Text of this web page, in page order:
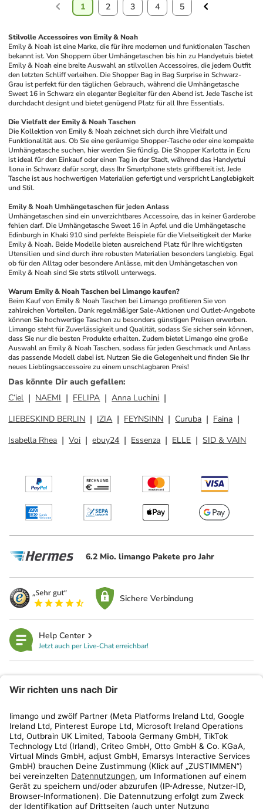
1 2 3 4 5
Stilvolle Accessoires von Emily & Noah
Emily & Noah ist eine Marke, die für ihre modernen und funktionalen Taschen
bekannt ist. Von Shoppern über Umhängetaschen bis hin zu Handyetuis bietet
Emily & Noah eine breite Auswahl an stilvollen Accessoires, die jedem Outfit
den letzten Schliff verleihen. Die Shopper Bag in Bag Surprise in Schwarz-
Grau ist perfekt für den täglichen Gebrauch, während die Umhängetasche
Sweet 16 in Schwarz ein eleganter Begleiter für den Abend ist. Jede Tasche ist
durchdacht designt und bietet genügend Platz für all Ihre Essentials.
Die Vielfalt der Emily & Noah Taschen
Die Kollektion von Emily & Noah zeichnet sich durch ihre Vielfalt und
Funktionalität aus. Ob Sie eine geräumige Shopper-Tasche oder eine kompakte
Umhängetasche suchen, hier werden Sie fündig. Die Shopper Karlotta in Ecru
ist ideal für den Einkauf oder einen Tag in der Stadt, während das Handyetui
Ilona in Schwarz dafür sorgt, dass Ihr Smartphone stets griffbereit ist. Jede
Tasche ist aus hochwertigen Materialien gefertigt und verspricht Langlebigkeit
und Stil.
Emily & Noah Umhängetaschen für jeden Anlass
Umhängetaschen sind ein unverzichtbares Accessoire, das in keiner Garderobe
fehlen darf. Die Umhängetasche Sweet 16 in Apfel und die Umhängetasche
Edinburgh in Khaki 910 sind perfekte Beispiele für die Vielseitigkeit der Marke
Emily & Noah. Beide Modelle bieten ausreichend Platz für Ihre wichtigsten
Utensilien und sind durch ihre robusten Materialien besonders langlebig. Egal
ob für den Alltag oder besondere Anlässe, mit den Umhängetaschen von
Emily & Noah sind Sie stets stilvoll unterwegs.
Warum Emily & Noah Taschen bei Limango kaufen?
Beim Kauf von Emily & Noah Taschen bei Limango profitieren Sie von
zahlreichen Vorteilen. Dank regelmäßiger Sale-Aktionen und Outlet-Angebote
können Sie hochwertige Taschen zu besonders günstigen Preisen erwerben.
Limango steht für Zuverlässigkeit und Qualität, sodass Sie sicher sein können,
dass Sie nur die besten Produkte erhalten. Zudem bietet Limango eine große
Auswahl an Emily & Noah Taschen, sodass für jeden Geschmack und Anlass
das passende Modell dabei ist. Nutzen Sie die Gelegenheit und finden Sie Ihr
neues Lieblingsaccessoire zu einem unschlagbaren Preis!
Das könnte Dir auch gefallen:
C‘iel
NAEMI FELIPA
Anna Luchini
LIEBESKIND BERLIN
IZIA FEYNSINN Curuba
Faina
Isabella Rhea
Voi ebuy24 Essenza ELLE SID & VAIN
6.2 Mio. limango Pakete pro Jahr
Sichere Verbindung
Help Center
Jetzt auch per Live-Chat erreichbar!
Kundenservice
Shop
Aktionen